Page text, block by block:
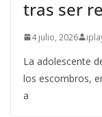
tras ser
4 julio, 2026
La adolescente
los escombros,
a